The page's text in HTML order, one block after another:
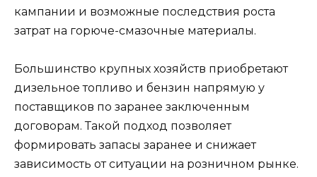
кампании и возможные последствия роста
затрат на горюче-смазочные материалы.
Большинство крупных хозяйств приобретают
дизельное топливо и бензин напрямую у
поставщиков по заранее заключенным
договорам. Такой подход позволяет
формировать запасы заранее и снижает
зависимость от ситуации на розничном рынке.